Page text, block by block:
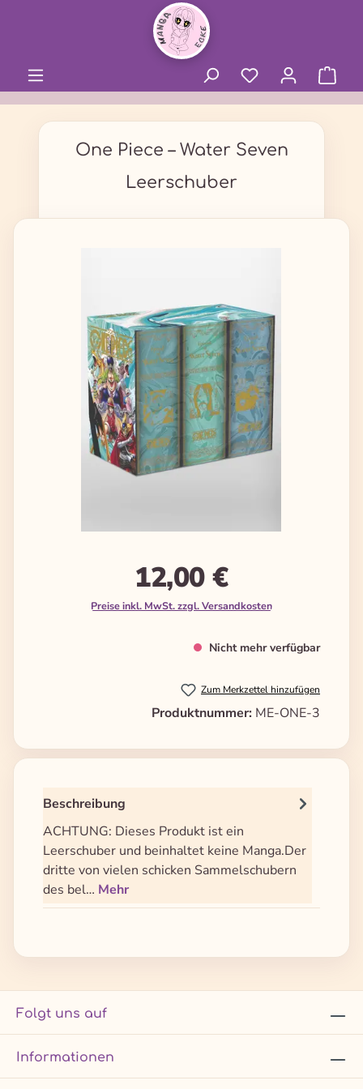
One Piece – Water Seven
Leerschuber
12,00 €
Preise inkl. MwSt. zzgl. Versandkosten
Nicht mehr verfügbar
Zum Merkzettel hinzufügen
Produktnummer: ME-ONE-3
Beschreibung
ACHTUNG: Dieses Produkt ist ein
Leerschuber und beinhaltet keine Manga.Der
dritte von vielen schicken Sammelschubern
des bel… Mehr
Folgt uns auf
Informationen